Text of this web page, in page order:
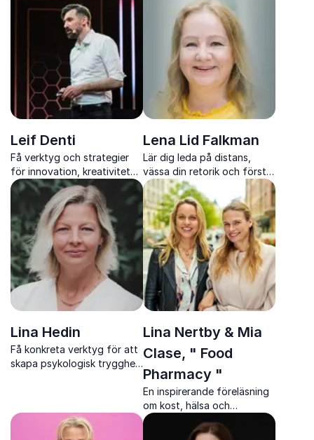
ledarskap i en snabbt
föränderlig värld.
innovationskraft och
utveckla organisationer i en
föränderlig värld.
Leif Denti
Få verktyg och strategier
för innovation, kreativitet
och ledarskap med
forskaren Leif Denti.
Lena Lid Falkman
Lär dig leda på distans,
vässa din retorik och förstå
framtidens digitala
arbetsplats med Lena Lid
Falkman.
Lina Hedin
Få konkreta verktyg för att
skapa psykologisk trygghet
Lina Nertby & Mia
Clase, " Food
Pharmacy "
En inspirerande föreläsning
om kost, hälsa och
forskning med Food
Pharmacy-duon Lina Nertby